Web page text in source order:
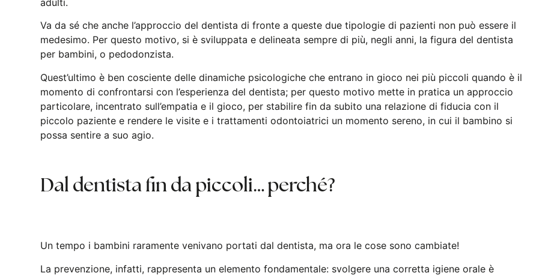
Va da sé che anche l’approccio del dentista di fronte a queste due tipologie di pazienti non può essere il
medesimo. Per questo motivo, si è sviluppata e delineata sempre di più, negli anni, la figura del dentista
per bambini, o pedodonzista.
Quest’ultimo è ben cosciente delle dinamiche psicologiche che entrano in gioco nei più piccoli quando è il
momento di confrontarsi con l’esperienza del dentista; per questo motivo mette in pratica un approccio
particolare, incentrato sull’empatia e il gioco, per stabilire fin da subito una relazione di fiducia con il
piccolo paziente e rendere le visite e i trattamenti odontoiatrici un momento sereno, in cui il bambino si
possa sentire a suo agio.
Dal dentista fin da piccoli… perché?
Un tempo i bambini raramente venivano portati dal dentista, ma ora le cose sono cambiate!
La prevenzione, infatti, rappresenta un elemento fondamentale: svolgere una corretta igiene orale è